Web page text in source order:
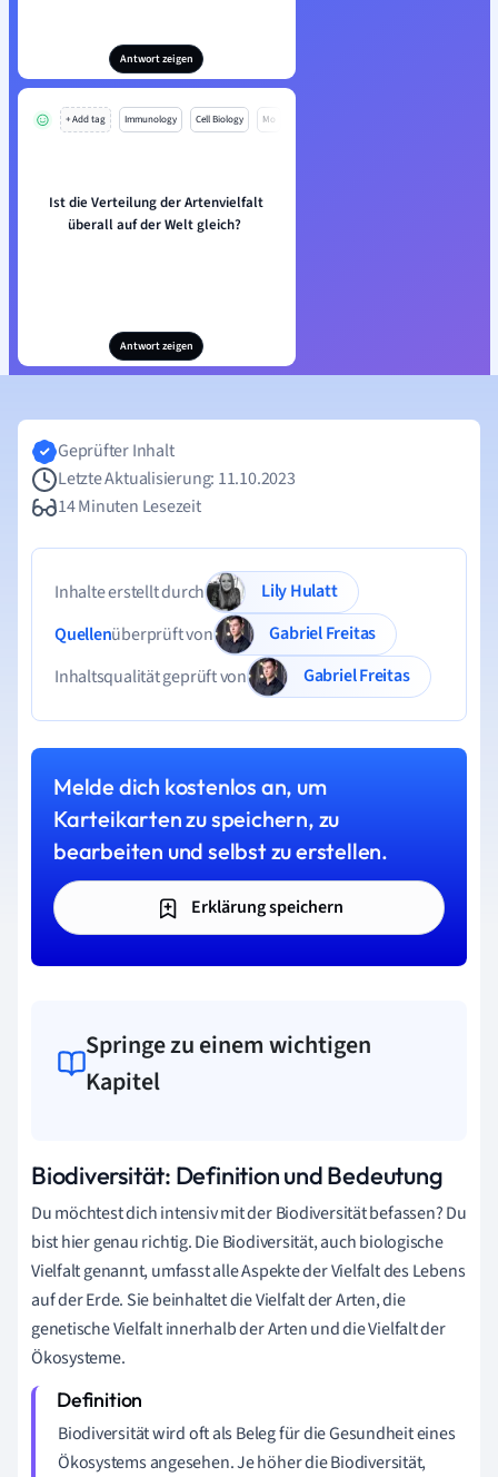
Antwort zeigen
+ Add tag Immunology Cell Biology Mo
Ist die Verteilung der Artenvielfalt
überall auf der Welt gleich?
Antwort zeigen
Geprüfter Inhalt
Letzte Aktualisierung: 11.10.2023
14 Minuten Lesezeit
Inhalte erstellt durch
Lily Hulatt
Quellenüberprüft von
Gabriel Freitas
Inhaltsqualität geprüft von
Gabriel Freitas
Melde dich kostenlos an, um
Karteikarten zu speichern, zu
bearbeiten und selbst zu erstellen.
Erklärung speichern
Springe zu einem wichtigen
Kapitel
Biodiversität: Definition und Bedeutung
Du möchtest dich intensiv mit der Biodiversität befassen? Du
bist hier genau richtig. Die Biodiversität, auch biologische
Vielfalt genannt, umfasst alle Aspekte der Vielfalt des Lebens
auf der Erde. Sie beinhaltet die Vielfalt der Arten, die
genetische Vielfalt innerhalb der Arten und die Vielfalt der
Ökosysteme.
Biodiversität wird oft als Beleg für die Gesundheit eines
Ökosystems angesehen. Je höher die Biodiversität,